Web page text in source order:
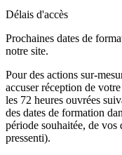
Délais d'accès
Prochaines dates de
notre site.
Pour des actions sur-
accuser réception de
les 72 heures ouvrées
des dates de formation
période souhaitée, de
pressenti).